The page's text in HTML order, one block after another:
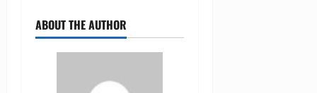
ABOUT THE AUTHOR